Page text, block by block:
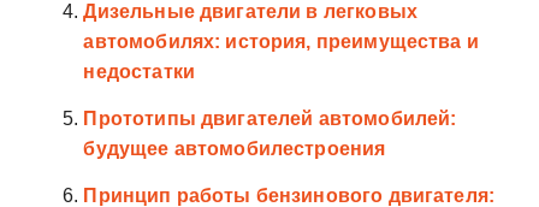
Дизельные двигатели в легковых
автомобилях: история, преимущества и
недостатки
Прототипы двигателей автомобилей:
будущее автомобилестроения
Принцип работы бензинового двигателя: